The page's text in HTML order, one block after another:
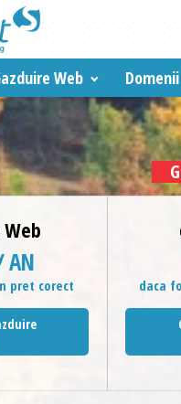
Web Domenii
AN
pret corect daca